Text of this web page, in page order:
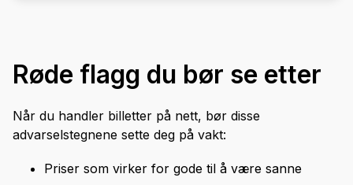
Røde flagg du bør se etter
Når du handler billetter på nett, bør disse
advarselstegnene sette deg på vakt:
Priser som virker for gode til å være sanne